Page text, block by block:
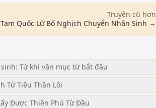
Truyện cũ hơn
Tam Quốc Lữ Bố Nghịch Chuyển Nhân Sinh →
Từ khí vận mục từ bắt đầu
Tử Tiêu Thần Lôi
Được Thiên Phú Từ Đầu